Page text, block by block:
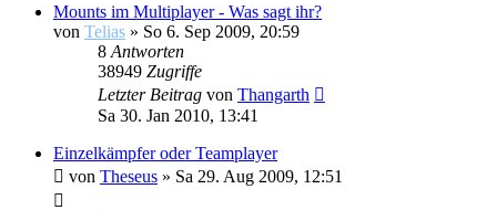
Mounts im Multiplayer - Was sagt ihr?
von Telias » So 6. Sep 2009, 20:59
8 Antworten
38949 Zugriffe
Letzter Beitrag von Thangarth
Sa 30. Jan 2010, 13:41
Einzelkämpfer oder Teamplayer
von Theseus » Sa 29. Aug 2009, 12:51